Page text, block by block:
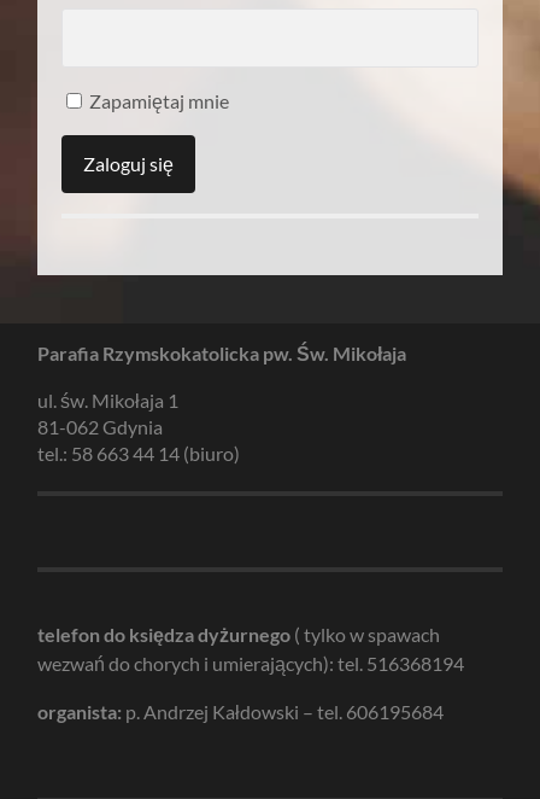
Zapamiętaj mnie
Parafia Rzymskokatolicka pw. Św. Mikołaja
ul. św. Mikołaja 1
81-062 Gdynia
tel.: 58 663 44 14 (biuro)
telefon do księdza dyżurnego ( tylko w spawach
wezwań do chorych i umierających): tel. 516368194
organista: p. Andrzej Kałdowski – tel. 606195684